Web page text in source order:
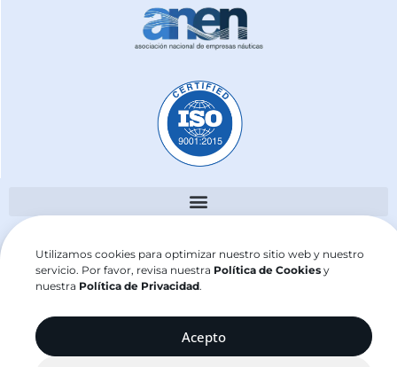
Utilizamos cookies para optimizar nuestro sitio web y nuestro
servicio. Por favor, revisa nuestra Política de Cookies y
nuestra Política de Privacidad.
Acepto